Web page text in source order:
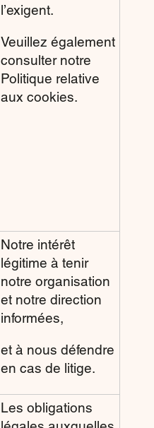
l’exigent.
Veuillez également
consulter notre
Politique relative
aux cookies.
Notre intérêt
légitime à tenir
notre organisation
et notre direction
informées,
et à nous défendre
en cas de litige.
Les obligations